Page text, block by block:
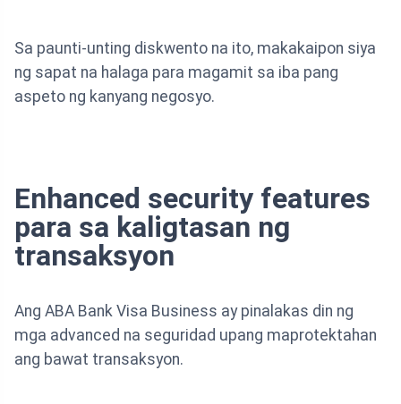
Sa paunti-unting diskwento na ito, makakaipon siya
ng sapat na halaga para magamit sa iba pang
aspeto ng kanyang negosyo.
Enhanced security features
para sa kaligtasan ng
transaksyon
Ang ABA Bank Visa Business ay pinalakas din ng
mga advanced na seguridad upang maprotektahan
ang bawat transaksyon.